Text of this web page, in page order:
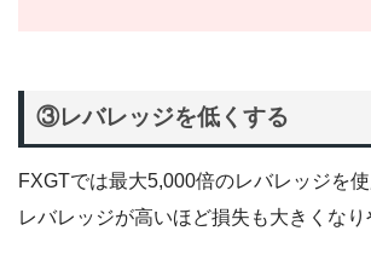
③レバレッジを低くする
FXGTでは最大5,000倍のレバレッジを使
レバレッジが高いほど損失も大きくなり